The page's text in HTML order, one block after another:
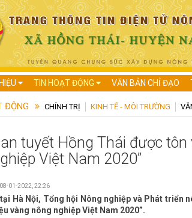
TIN HOẠT ĐỘNG VĂN BẢN CHỈ ĐẠO
ĐỘNG CHÍNH TRỊ KINH TẾ - MÔI TRƯỜNG
tuyết Hồng Thái được
Việt Nam 2020”
08-01-2022, 22:26
Hà Nội, Tổng hội Nông nghiệp và Phát triển
vàng nông nghiệp Việt Nam 2020”.